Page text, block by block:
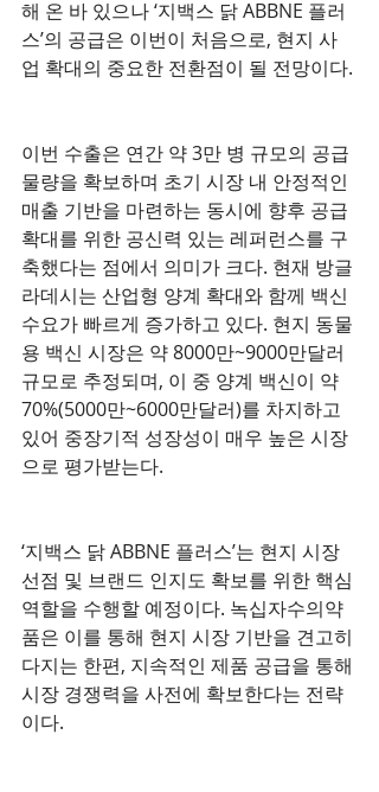
해 온 바 있으나 ‘지백스 닭 ABBNE 플러
스’의 공급은 이번이 처음으로, 현지 사
업 확대의 중요한 전환점이 될 전망이다.
이번 수출은 연간 약 3만 병 규모의 공급
물량을 확보하며 초기 시장 내 안정적인
매출 기반을 마련하는 동시에 향후 공급
확대를 위한 공신력 있는 레퍼런스를 구
축했다는 점에서 의미가 크다. 현재 방글
라데시는 산업형 양계 확대와 함께 백신
수요가 빠르게 증가하고 있다. 현지 동물
용 백신 시장은 약 8000만~9000만달러
규모로 추정되며, 이 중 양계 백신이 약
70%(5000만~6000만달러)를 차지하고
있어 중장기적 성장성이 매우 높은 시장
으로 평가받는다.
‘지백스 닭 ABBNE 플러스’는 현지 시장
선점 및 브랜드 인지도 확보를 위한 핵심
역할을 수행할 예정이다. 녹십자수의약
품은 이를 통해 현지 시장 기반을 견고히
다지는 한편, 지속적인 제품 공급을 통해
시장 경쟁력을 사전에 확보한다는 전략
이다.